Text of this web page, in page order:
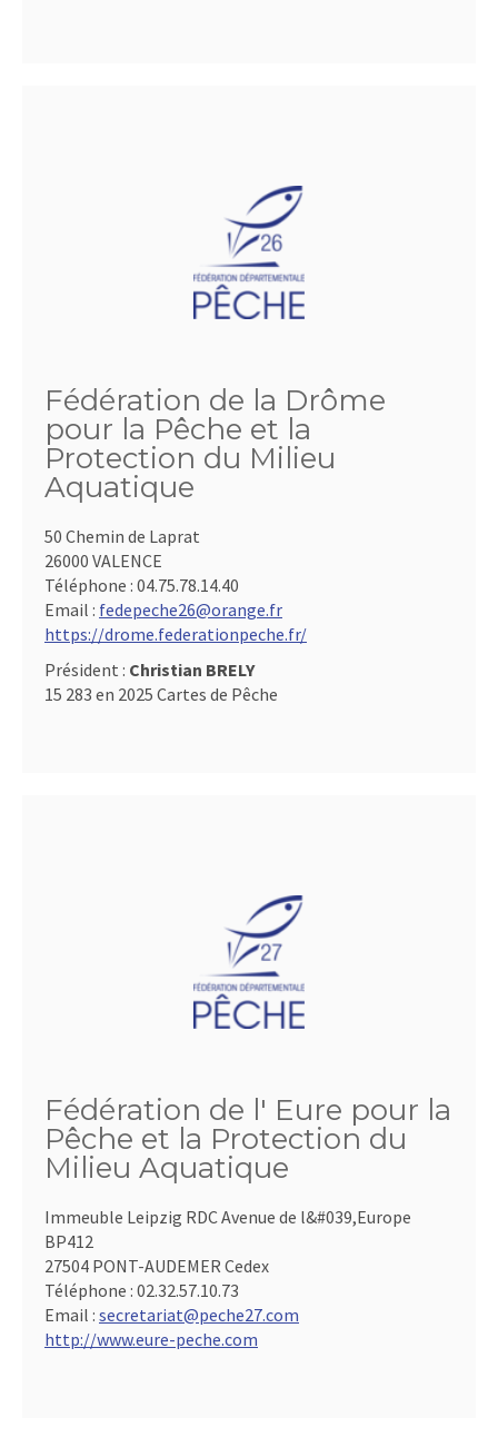
Fédération de la Drôme
pour la Pêche et la
Protection du Milieu
Aquatique
50 Chemin de Laprat
26000 VALENCE
Téléphone : 04.75.78.14.40
Email : fedepeche26@orange.fr
https://drome.federationpeche.fr/
Président : Christian BRELY
15 283 en 2025 Cartes de Pêche
Fédération de l' Eure pour la
Pêche et la Protection du
Milieu Aquatique
Immeuble Leipzig RDC Avenue de l&#039,Europe
BP412
27504 PONT-AUDEMER Cedex
Téléphone : 02.32.57.10.73
Email : secretariat@peche27.com
http://www.eure-peche.com